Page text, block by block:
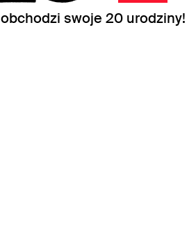
obchodzi swoje 20 urodziny!